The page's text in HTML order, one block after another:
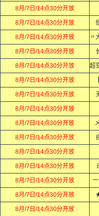
8月/7日/14点30分开放
8月/7日/14点30分开放
8月/7日/14点30分开放
8月/7日/14点30分开放
8月/7日/14点30分开放
8月/7日/14点30分开放
8月/7日/14点30分开放
8月/7日/14点30分开放
8月/7日/14点30分开放
8月/7日/14点30分开放
8月/7日/14点30分开放
8月/7日/14点30分开放
8月/7日/14点30分开放
8月/7日/14点30分开放
8月/7日/14点30分开放